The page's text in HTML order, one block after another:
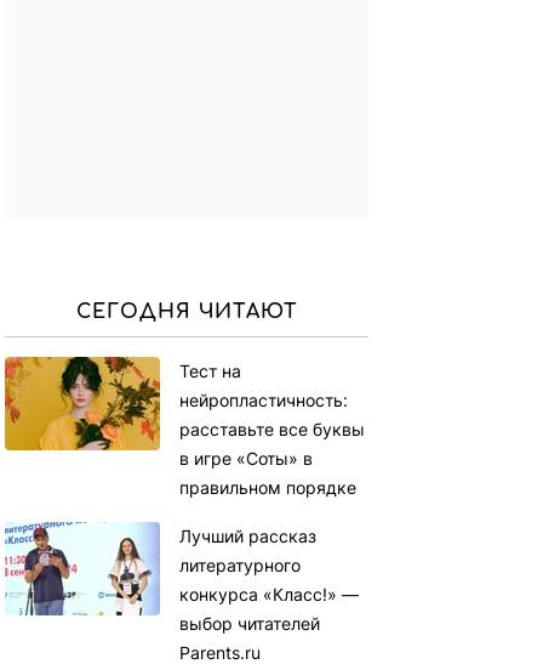
СЕГОДНЯ ЧИТАЮТ
Тест на
нейропластичность:
расставьте все буквы
в игре «Соты» в
правильном порядке
Лучший рассказ
литературного
конкурса «Класс!» —
выбор читателей
Parents.ru